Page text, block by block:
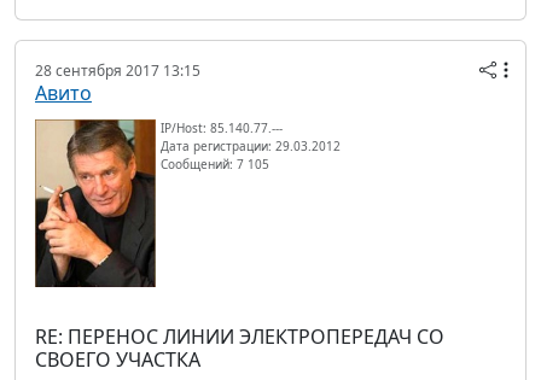
28 сентября 2017 13:15
Авито
IP/Host: 85.140.77.---
Дата регистрации: 29.03.2012
Сообщений: 7 105
RE: ПЕРЕНОС ЛИНИИ ЭЛЕКТРОПЕРЕДАЧ СО
СВОЕГО УЧАСТКА